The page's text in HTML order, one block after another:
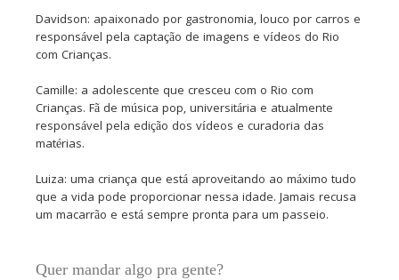
Davidson: apaixonado por gastronomia, louco por carros e
responsável pela captação de imagens e vídeos do Rio
com Crianças.
Camille: a adolescente que cresceu com o Rio com
Crianças. Fã de música pop, universitária e atualmente
responsável pela edição dos vídeos e curadoria das
matérias.
Luiza: uma criança que está aproveitando ao máximo tudo
que a vida pode proporcionar nessa idade. Jamais recusa
um macarrão e está sempre pronta para um passeio.
Quer mandar algo pra gente?